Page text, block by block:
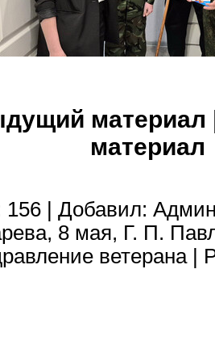
материал
материал
156 |Добавил:
, 8 мая, Г. П.
ветерана